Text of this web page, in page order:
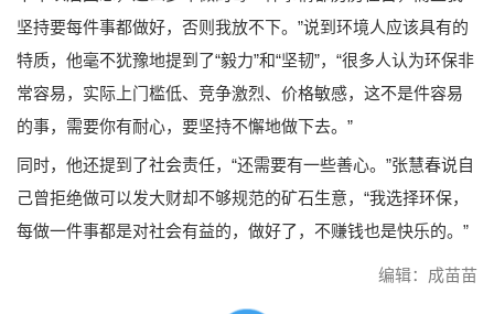
坚持要每件事都做好，否则我放不下。”说到环境人应该具有的
特质，他毫不犹豫地提到了“毅力”和“坚韧”，“很多人认为环保非
常容易，实际上门槛低、竞争激烈、价格敏感，这不是件容易
的事，需要你有耐心，要坚持不懈地做下去。”
同时，他还提到了社会责任，“还需要有一些善心。”张慧春说自
己曾拒绝做可以发大财却不够规范的矿石生意，“我选择环保，
每做一件事都是对社会有益的，做好了，不赚钱也是快乐的。”
编辑：成苗苗